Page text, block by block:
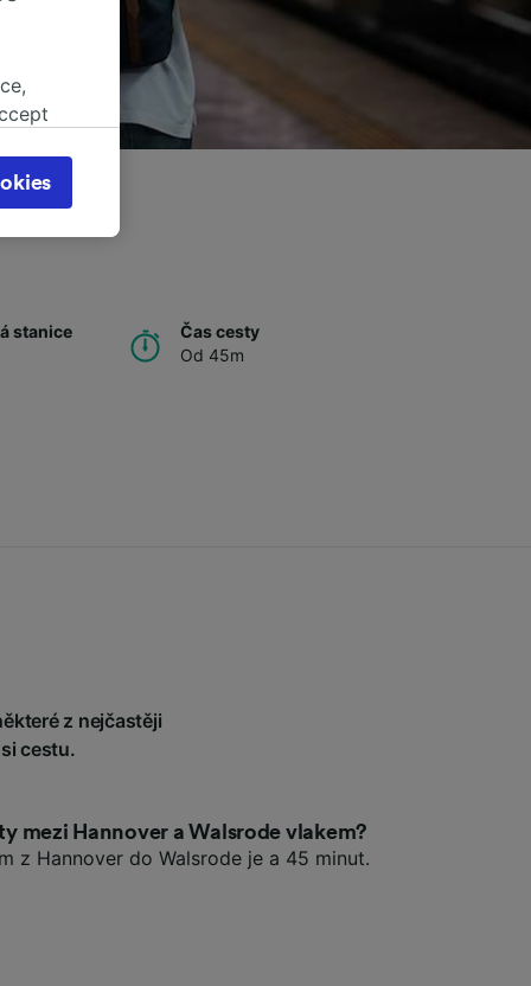
stanice
Čas cesty
Od 45m
z nejčastěji
cestu.
mezi Hannover a Walsrode vlakem?
z Hannover do Walsrode je a 45 minut.
page.